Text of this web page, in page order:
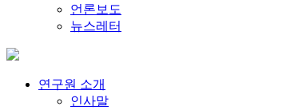
언론보도
뉴스레터
연구원 소개
인사말